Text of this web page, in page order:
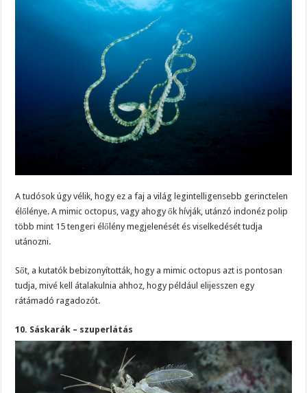
A tudósok úgy vélik, hogy ez a faj a világ legintelligensebb gerinctelen
élőlénye. A mimic octopus, vagy ahogy ők hívják, utánzó indonéz polip
több mint 15 tengeri élőlény megjelenését és viselkedését tudja
utánozni.
Sőt, a kutatók bebizonyították, hogy a mimic octopus azt is pontosan
tudja, mivé kell átalakulnia ahhoz, hogy például elijesszen egy
rátámadó ragadozót.
10. Sáskarák – szuperlátás